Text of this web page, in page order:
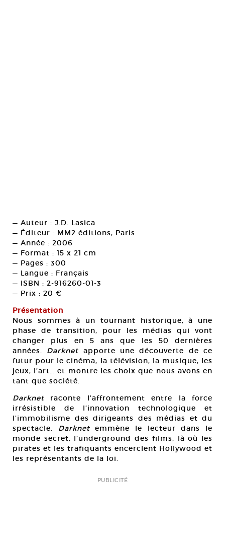
— Auteur : J.D. Lasica
— Éditeur : MM2 éditions, Paris
— Année : 2006
— Format : 15 x 21 cm
— Pages : 300
— Langue : Français
— ISBN : 2-916260-01-3
— Prix : 20 €
Présentation
Nous sommes à un tournant historique, à une
phase de transition, pour les médias qui vont
changer plus en 5 ans que les 50 dernières
années. Darknet apporte une découverte de ce
futur pour le cinéma, la télévision, la musique, les
jeux, l’art… et montre les choix que nous avons en
tant que société.
Darknet raconte l’affrontement entre la force
irrésistible de l’innovation technologique et
l’immobilisme des dirigeants des médias et du
spectacle. Darknetemmène le lecteur dans le
monde secret, l’underground des films, là où les
pirates et les trafiquants encerclent Hollywood et
les représentants de la loi.
PUBLICITÉ